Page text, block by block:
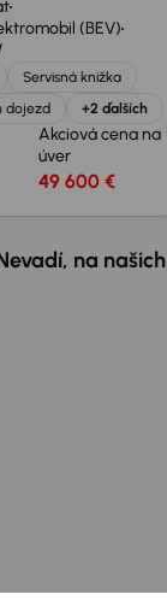
(BEV)
Servisná knižka
dojezd +2 ďalších
Akciová cena na
úver
49 600 €
na